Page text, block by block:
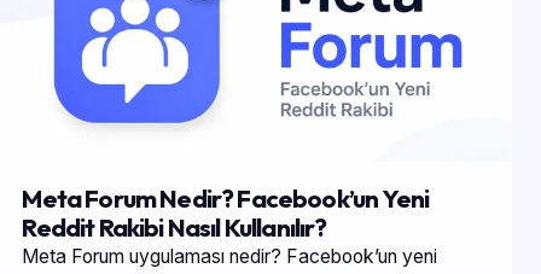
Meta Forum Nedir? Facebook’un Yeni
Reddit Rakibi Nasıl Kullanılır?
Meta Forum uygulaması nedir? Facebook’un yeni